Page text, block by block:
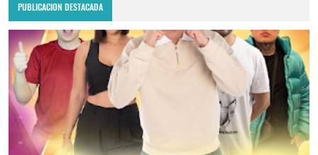
PUBLICACION DESTACADA